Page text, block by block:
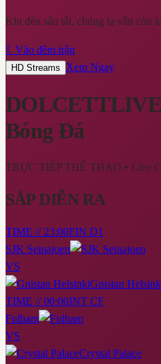
Khi đèn sân tắt, chúng ta vẫn còn
☾ Vào đêm trận
HD Streams Xem Ngay
DOLCETTLIVE
Bóng Đá
TRỰC TIẾP THỂ THAO • Live
SẮP DIỄN RA
TIME // 23:00FIN D1
SJK Seinajoen
VS
Gnistan
TIME // 00:00INT CF
Fulham
VS
Crystal Palace